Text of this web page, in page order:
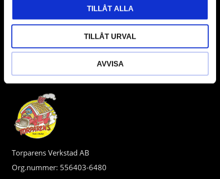
TILLÅT ALLA
TILLÅT URVAL
AVVISA
BUTIK
Torparens Verkstad AB
Org.nummer: 556403-6480